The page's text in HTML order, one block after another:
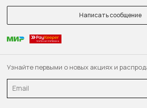
Узнайте первыми о новых акциях и
Email
Написать сообщение